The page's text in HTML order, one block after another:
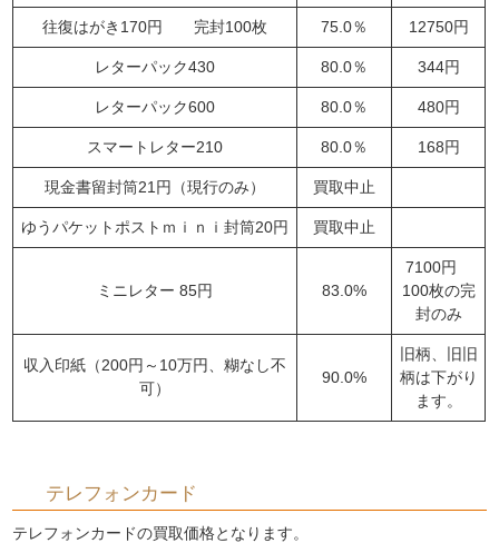
往復はがき170円 完封100枚 75.0％ 12750円
レターパック430 80.0％ 344円
レターパック600 80.0％ 480円
スマートレター210 80.0％ 168円
現金書留封筒21円（現行のみ） 買取中止
ゆうパケットポストｍｉｎｉ封筒20円 買取中止
ミニレター 85円 83.0%
7100円
100枚の完
封のみ
収入印紙（200円～10万円、糊なし不
可）
90.0%
旧柄、旧旧
柄は下がり
ます。
テレフォンカード
テレフォンカードの買取価格となります。